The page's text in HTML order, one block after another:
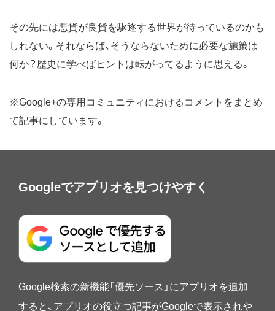
その先には悪貨が良貨を駆逐する世界が待っているのかも
しれない。それならば、そうならないために必要な施策は
何か？歴史に学べばヒントは転がってるように思える。
※Google+の専用コミュニティにおけるコメントをまとめ
て記事にしています。
Googleでアプリオを見つけやすく
Google検索の新機能「優先ソース」にアプリオを追加
すると、アプリオの役立つ記事がGoogleで表示されや